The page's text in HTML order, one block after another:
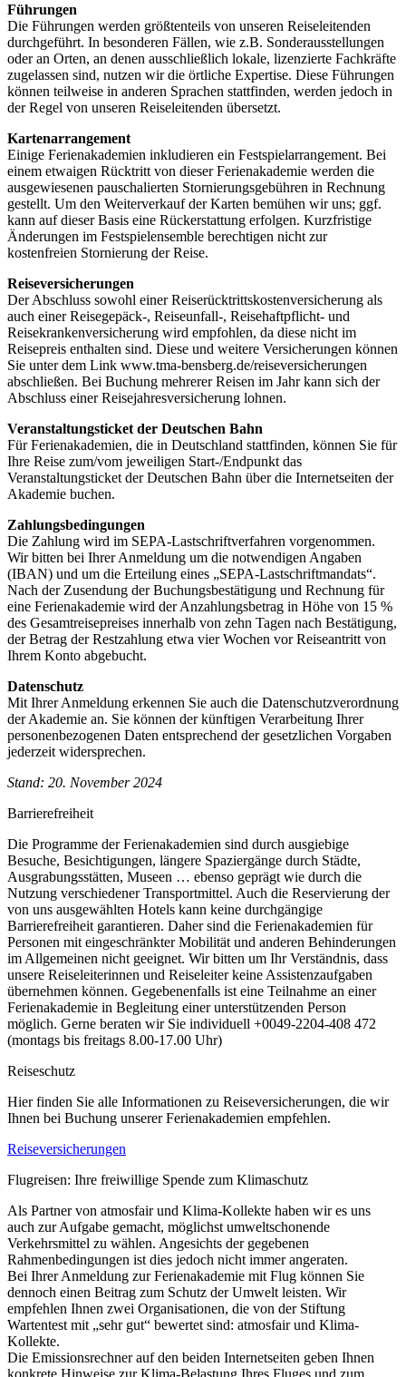
Führungen
Die Führungen werden größtenteils von unseren Reiseleitenden
durchgeführt. In besonderen Fällen, wie z.B. Sonderausstellungen
oder an Orten, an denen ausschließlich lokale, lizenzierte Fachkräfte
zugelassen sind, nutzen wir die örtliche Expertise. Diese Führungen
können teilweise in anderen Sprachen stattfinden, werden jedoch in
der Regel von unseren Reiseleitenden übersetzt.
Kartenarrangement
Einige Ferienakademien inkludieren ein Festspielarrangement. Bei
einem etwaigen Rücktritt von dieser Ferienakademie werden die
ausgewiesenen pauschalierten Stornierungsgebühren in Rechnung
gestellt. Um den Weiterverkauf der Karten bemühen wir uns; ggf.
kann auf dieser Basis eine Rückerstattung erfolgen. Kurzfristige
Änderungen im Festspielensemble berechtigen nicht zur
kostenfreien Stornierung der Reise.
Reiseversicherungen
Der Abschluss sowohl einer Reiserücktrittskostenversicherung als
auch einer Reisegepäck-, Reiseunfall-, Reisehaftpflicht- und
Reisekrankenversicherung wird empfohlen, da diese nicht im
Reisepreis enthalten sind. Diese und weitere Versicherungen können
Sie unter dem Link www.tma-bensberg.de/reiseversicherungen
abschließen. Bei Buchung mehrerer Reisen im Jahr kann sich der
Abschluss einer Reisejahresversicherung lohnen.
Veranstaltungsticket der Deutschen Bahn
Für Ferienakademien, die in Deutschland stattfinden, können Sie für
Ihre Reise zum/vom jeweiligen Start-/Endpunkt das
Veranstaltungsticket der Deutschen Bahn über die Internetseiten der
Akademie buchen.
Zahlungsbedingungen
Die Zahlung wird im SEPA-Lastschriftverfahren vorgenommen.
Wir bitten bei Ihrer Anmeldung um die notwendigen Angaben
(IBAN) und um die Erteilung eines „SEPA-Lastschriftmandats“.
Nach der Zusendung der Buchungsbestätigung und Rechnung für
eine Ferienakademie wird der Anzahlungsbetrag in Höhe von 15 %
des Gesamtreisepreises innerhalb von zehn Tagen nach Bestätigung,
der Betrag der Restzahlung etwa vier Wochen vor Reiseantritt von
Ihrem Konto abgebucht.
Datenschutz
Mit Ihrer Anmeldung erkennen Sie auch die Datenschutzverordnung
der Akademie an. Sie können der künftigen Verarbeitung Ihrer
personenbezogenen Daten entsprechend der gesetzlichen Vorgaben
jederzeit widersprechen.
Stand: 20. November 2024
Barrierefreiheit
Die Programme der Ferienakademien sind durch ausgiebige
Besuche, Besichtigungen, längere Spaziergänge durch Städte,
Ausgrabungsstätten, Museen … ebenso geprägt wie durch die
Nutzung verschiedener Transportmittel. Auch die Reservierung der
von uns ausgewählten Hotels kann keine durchgängige
Barrierefreiheit garantieren. Daher sind die Ferienakademien für
Personen mit eingeschränkter Mobilität und anderen Behinderungen
im Allgemeinen nicht geeignet. Wir bitten um Ihr Verständnis, dass
unsere Reiseleiterinnen und Reiseleiter keine Assistenzaufgaben
übernehmen können. Gegebenenfalls ist eine Teilnahme an einer
Ferienakademie in Begleitung einer unterstützenden Person
möglich. Gerne beraten wir Sie individuell +0049-2204-408 472
(montags bis freitags 8.00-17.00 Uhr)
Reiseschutz
Hier finden Sie alle Informationen zu Reiseversicherungen, die wir
Ihnen bei Buchung unserer Ferienakademien empfehlen.
Reiseversicherungen
Flugreisen: Ihre freiwillige Spende zum Klimaschutz
Als Partner von atmosfair und Klima-Kollekte haben wir es uns
auch zur Aufgabe gemacht, möglichst umweltschonende
Verkehrsmittel zu wählen. Angesichts der gegebenen
Rahmenbedingungen ist dies jedoch nicht immer angeraten.
Bei Ihrer Anmeldung zur Ferienakademie mit Flug können Sie
dennoch einen Beitrag zum Schutz der Umwelt leisten. Wir
empfehlen Ihnen zwei Organisationen, die von der Stiftung
Wartentest mit „sehr gut“ bewertet sind: atmosfair und Klima-
Kollekte.
Die Emissionsrechner auf den beiden Internetseiten geben Ihnen
konkrete Hinweise zur Klima-Belastung Ihres Fluges und zum